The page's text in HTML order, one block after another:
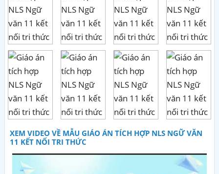
XEM VIDEO VỀ MẪU GIÁO ÁN TÍCH HỢP NLS NGỮ VĂN
11 KẾT NỐI TRI THỨC